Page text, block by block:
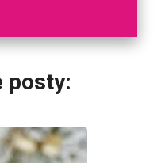
posty: